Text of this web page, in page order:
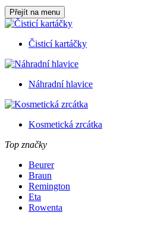
Přejít na menu
Čisticí kartáčky
Náhradní hlavice
Kosmetická zrcátka
Top značky
Beurer
Braun
Remington
Eta
Rowenta